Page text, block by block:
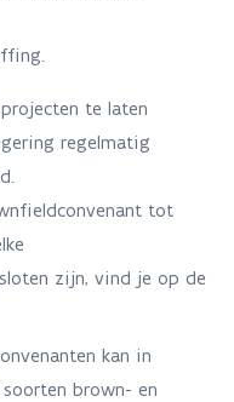
te laten
regelmatig
tot
zijn, vind je op de
kan in
brown- en